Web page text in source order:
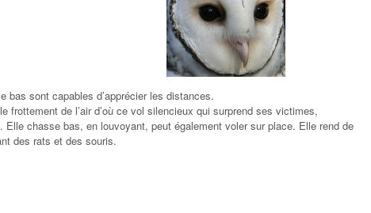
sont capables d’apprécier les distances.
frottement de l’air d’où ce vol silencieux qui surprend ses victimes,
chasse bas, en louvoyant, peut également voler sur place. Elle rend de
des rats et des souris.